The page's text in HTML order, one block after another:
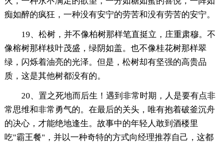
痴如醉的疯狂，一种没有安宁的劳苦和没有劳苦的安宁。
19、松树，并不像柏树那样笔直挺立，庄重肃穆。不
像榕树那样枝叶茂盛，绿阴如盖。也不像桂花树那样翠
绿，闪烁着油亮的光泽。但是，松树却有坚强的高贵品
质，这是其他树都没有的。
20、置之死地而后生！遇到非常时期，人是要有点非
常思维和非常勇气的。在最后的关头，唯有抱着破釜沉舟
的决心，才能绝地逢生。故事中的年轻人敢到酒楼里
吃"霸王餐"，并以一种奇特的方式向经理推荐自己，这都